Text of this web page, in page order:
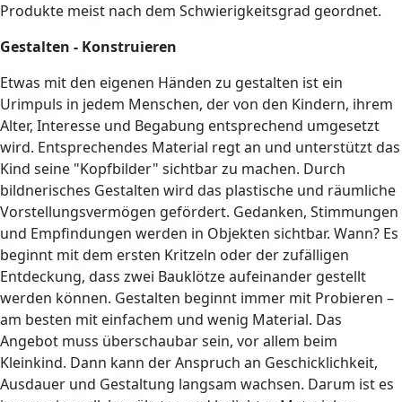
Produkte meist nach dem Schwierigkeitsgrad geordnet.
Gestalten - Konstruieren
Etwas mit den eigenen Händen zu gestalten ist ein
Urimpuls in jedem Menschen, der von den Kindern, ihrem
Alter, Interesse und Begabung entsprechend umgesetzt
wird. Entsprechendes Material regt an und unterstützt das
Kind seine "Kopfbilder" sichtbar zu machen. Durch
bildnerisches Gestalten wird das plastische und räumliche
Vorstellungsvermögen gefördert. Gedanken, Stimmungen
und Empfindungen werden in Objekten sichtbar. Wann? Es
beginnt mit dem ersten Kritzeln oder der zufälligen
Entdeckung, dass zwei Bauklötze aufeinander gestellt
werden können. Gestalten beginnt immer mit Probieren –
am besten mit einfachem und wenig Material. Das
Angebot muss überschaubar sein, vor allem beim
Kleinkind. Dann kann der Anspruch an Geschicklichkeit,
Ausdauer und Gestaltung langsam wachsen. Darum ist es